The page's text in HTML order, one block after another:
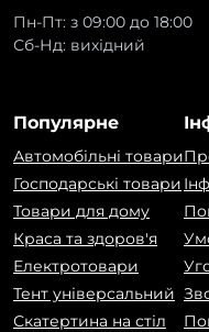
Пн-Пт: з 09:00 до 18:00
Сб-Нд: вихідний
Популярне
Автомобільні товари
Господарські товари
Товари для дому
Краса та здоров'я
Електротовари
Тент універсальний
Скатертина на стіл